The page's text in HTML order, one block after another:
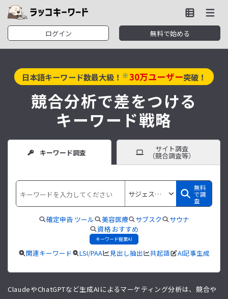
ログイン 無料で始める
日本語キーワード数最大級！ ※30万ユーザー突破！
競合分析で差をつける
キーワード戦略
キーワード調査 サイト調査
（競合調査等）
無料
で調
査
確定申告 ツール 美容医療 サブスク
サウナ
資格 おすすめ
キーワード提案AI
関連キーワード LSI/PAA 見出し抽出 共起語 AI記事生成
ClaudeやChatGPTなど生成AIによるマーケティング分析は、競合や